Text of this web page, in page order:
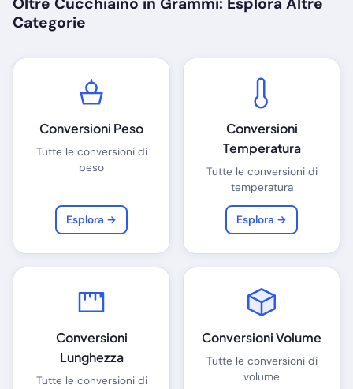
Categorie
Conversioni Peso
Tutte le conversioni di
peso
Esplora →
Conversioni
Temperatura
Tutte le conversioni di
temperatura
Esplora →
Conversioni
Lunghezza
Tutte le conversioni di
Conversioni Volume
Tutte le conversioni di
volume